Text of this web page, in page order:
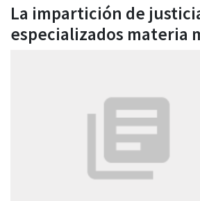
La impartición de
especializados materia